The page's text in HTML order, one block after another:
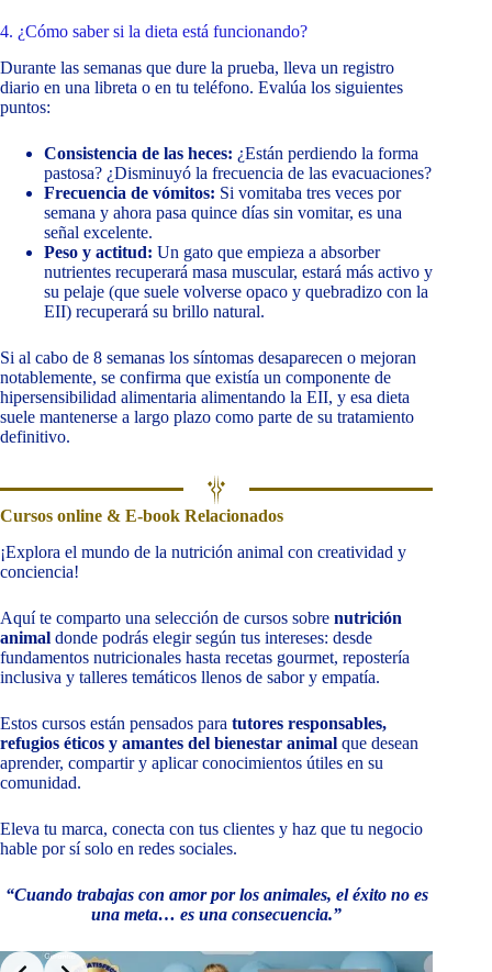
4. ¿Cómo saber si la dieta está funcionando?
Durante las semanas que dure la prueba, lleva un registro
diario en una libreta o en tu teléfono. Evalúa los siguientes
puntos:
Consistencia de las heces: ¿Están perdiendo la forma
pastosa? ¿Disminuyó la frecuencia de las evacuaciones?
Frecuencia de vómitos: Si vomitaba tres veces por
semana y ahora pasa quince días sin vomitar, es una
señal excelente.
Peso y actitud: Un gato que empieza a absorber
nutrientes recuperará masa muscular, estará más activo y
su pelaje (que suele volverse opaco y quebradizo con la
EII) recuperará su brillo natural.
Si al cabo de 8 semanas los síntomas desaparecen o mejoran
notablemente, se confirma que existía un componente de
hipersensibilidad alimentaria alimentando la EII, y esa dieta
suele mantenerse a largo plazo como parte de su tratamiento
definitivo.
Cursos online & E-book Relacionados
¡Explora el mundo de la nutrición animal con creatividad y
conciencia!
Aquí te comparto una selección de cursos sobre nutrición
animal donde podrás elegir según tus intereses: desde
fundamentos nutricionales hasta recetas gourmet, repostería
inclusiva y talleres temáticos llenos de sabor y empatía.
Estos cursos están pensados para tutores responsables,
refugios éticos y amantes del bienestar animal que desean
aprender, compartir y aplicar conocimientos útiles en su
comunidad.
Eleva tu marca, conecta con tus clientes y haz que tu negocio
hable por sí solo en redes sociales.
“Cuando trabajas con amor por los animales, el éxito no es
una meta… es una consecuencia.”
Slide 2 of 9